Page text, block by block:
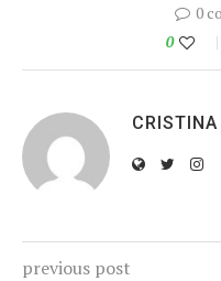
0
0
previous post